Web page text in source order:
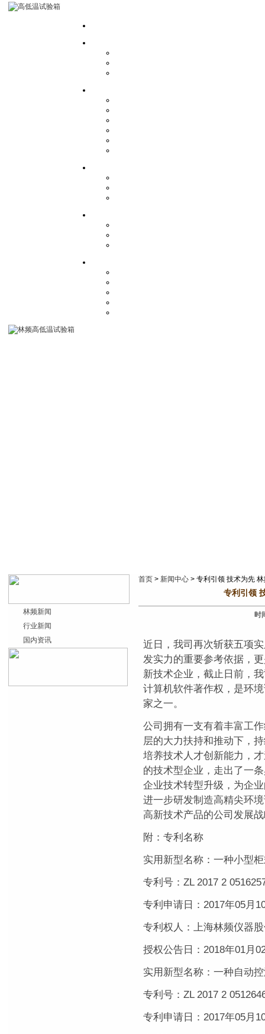
林频新闻
行业新闻
国内资讯
首页 > 新闻中心 > 专利引领 技术为先
专利引领
时
近日，我司再次斩获五项
发实力的重要参考依据，
新技术企业，截止日前，
计算机软件著作权，是环
家之一。
公司拥有一支有着丰富工
层的大力扶持和推动下，
培养技术人才创新能力，
的技术型企业，走出了一
企业技术转型升级，为企
进一步研发制造高精尖环
高新技术产品的公司发展
附：专利名称
实用新型名称：一种小型
专利号：ZL 2017 2
专利申请日：2017年05月
专利权人：上海林频仪器
授权公告日：2018年01月
实用新型名称：一种自动
专利号：ZL 2017 2
专利申请日：2017年05月